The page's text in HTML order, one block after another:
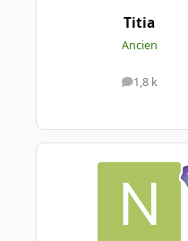
Titia
Ancien
1,8 k
messages